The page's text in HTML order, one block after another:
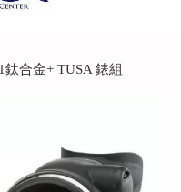
鈦合金+ TUSA 錶組